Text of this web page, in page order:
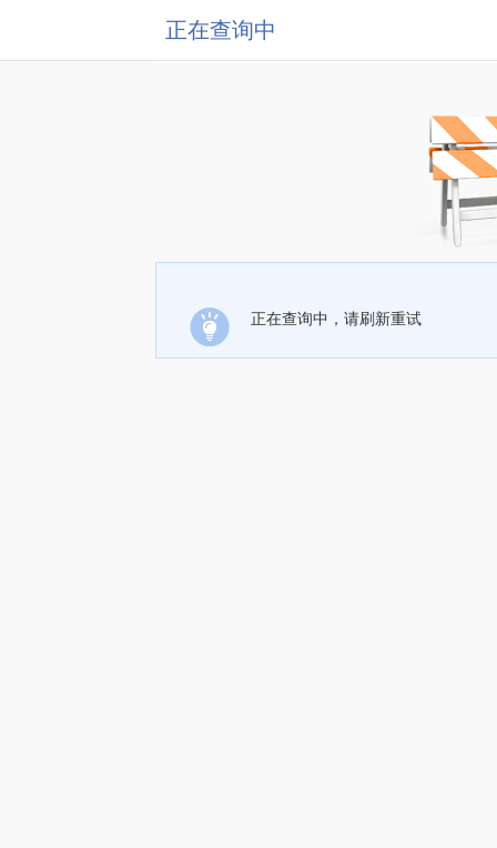
正在查询中
正在查询中，请刷新重试